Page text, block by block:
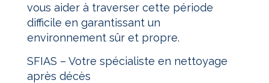
vous aider à traverser cette période
difficile en garantissant un
environnement sûr et propre.
SFIAS – Votre spécialiste en nettoyage
après décès